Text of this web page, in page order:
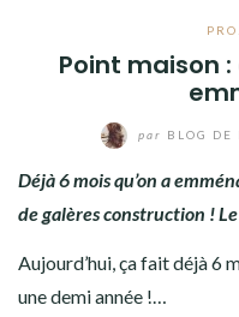
Point maison
par BLOG DE
Déjà 6 mois qu’on a
de galères construction !
Aujourd’hui, ça fait déjà 6
une demi année !…